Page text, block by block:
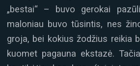
„bestai“ – buvo gerokai
maloniau buvo tūsintis, nes
groja, bei kokius žodžius reikia
kuomet pagauna ekstazė.